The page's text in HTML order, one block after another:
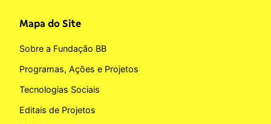
Mapa do Site
Sobre a Fundação BB
Programas, Ações e Projetos
Tecnologias Sociais
Editais de Projetos